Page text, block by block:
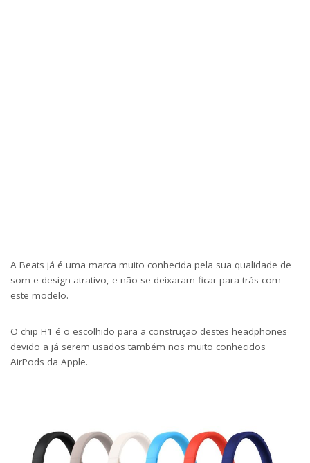
A Beats já é uma marca muito conhecida pela sua qualidade de
som e design atrativo, e não se deixaram ficar para trás com
este modelo.
O chip H1 é o escolhido para a construção destes headphones
devido a já serem usados também nos muito conhecidos
AirPods da Apple.